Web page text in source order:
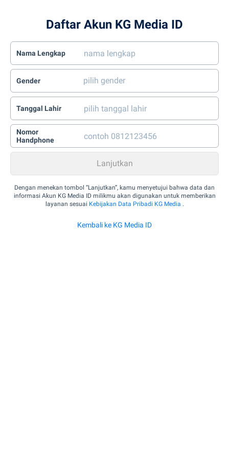
Daftar Akun KG Media ID
Nama Lengkap
Gender
Tanggal Lahir
Nomor
Handphone
Dengan menekan tombol “Lanjutkan”, kamu menyetujui bahwa data dan
informasi Akun KG Media ID milikmu akan digunakan untuk memberikan
layanan sesuai Kebijakan Data Pribadi KG Media .
Kembali ke KG Media ID